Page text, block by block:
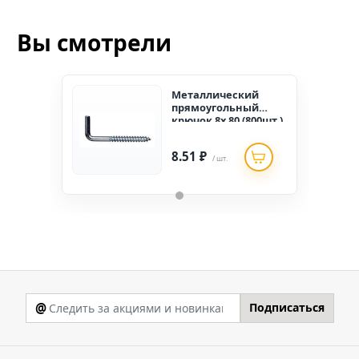
Вы смотрели
Металлический
прямоугольный
крючок 8х 80 (800шт.)
8.51 ₽ / шт.
@ Подписаться